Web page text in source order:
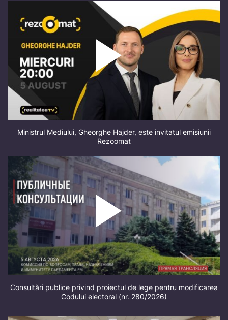
Ministrul Mediului, Gheorghe Hajder, este invitatul emisiunii
Rezoomat
Consultări publice privind proiectul de lege pentru modificarea
Codului electoral (nr. 280/2026)